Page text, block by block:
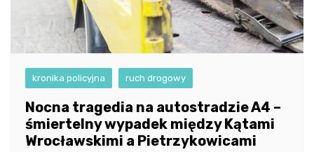
kronika policyjna ruch drogowy
Nocna tragedia na autostradzie A4 –
śmiertelny wypadek między Kątami
Wrocławskimi a Pietrzykowicami